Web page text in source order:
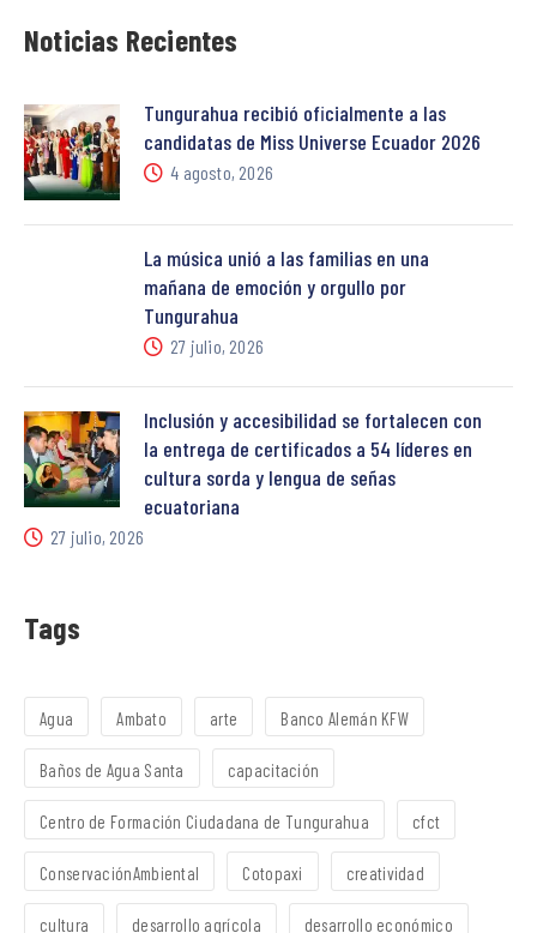
Noticias Recientes
Tungurahua recibió oficialmente a las
candidatas de Miss Universe Ecuador 2026
4 agosto, 2026
La música unió a las familias en una
mañana de emoción y orgullo por
Tungurahua
27 julio, 2026
Inclusión y accesibilidad se fortalecen con
la entrega de certificados a 54 líderes en
cultura sorda y lengua de señas
ecuatoriana
27 julio, 2026
Tags
Agua Ambato arte Banco Alemán KFW
Baños de Agua Santa capacitación
Centro de Formación Ciudadana de Tungurahua cfct
ConservaciónAmbiental Cotopaxi creatividad
cultura desarrollo agrícola desarrollo económico